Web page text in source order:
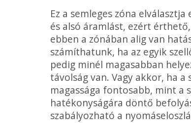
Ez a semleges zóna
és alsó áramlást, ezért
ebben a zónában alig van
számíthatunk, ha az egyik
pedig minél magasabban
távolság van. Vagy akkor, ha a
magas­sága fontosabb, mint a
hatékonyságára döntő
szabályozható a